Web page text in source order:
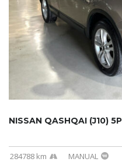
NISSAN QASHQAI (J10)
284788 km MANUAL